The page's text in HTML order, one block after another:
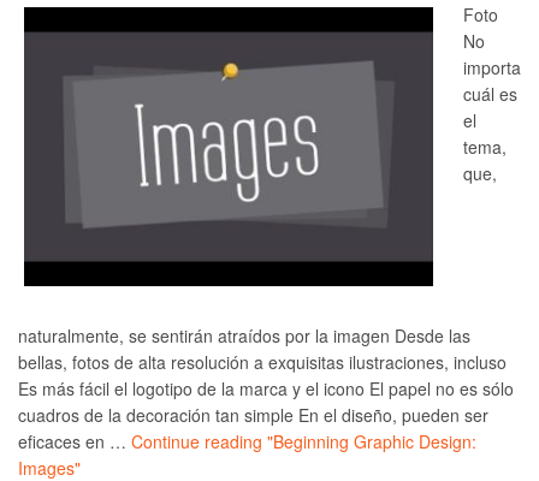
Foto
No
importa
cuál es
el
tema,
que,
naturalmente, se sentirán atraídos por la imagen Desde las
bellas, fotos de alta resolución a exquisitas ilustraciones, incluso
Es más fácil el logotipo de la marca y el icono El papel no es sólo
cuadros de la decoración tan simple En el diseño, pueden ser
eficaces en … Continue reading "Beginning Graphic Design:
Images"